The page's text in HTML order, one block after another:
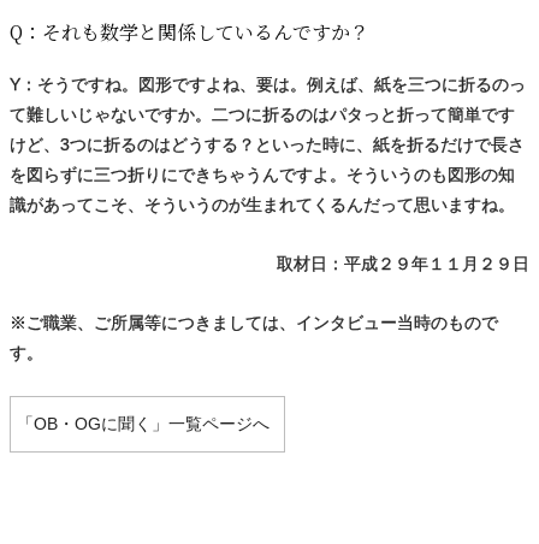
Q： それも数学と関係しているんですか？
Y：そうですね。図形ですよね、要は。例えば、紙を三つに折るのっ
て難しいじゃないですか。二つに折るのはパタっと折って簡単です
けど、3つに折るのはどうする？といった時に、紙を折るだけで長さ
を図らずに三つ折りにできちゃうんですよ。そういうのも図形の知
識があってこそ、そういうのが生まれてくるんだって思いますね。
取材日：平成２９年１１月２９日
※ご職業、ご所属等につきましては、インタビュー当時のもので
す。
「OB・OGに聞く」一覧ページへ